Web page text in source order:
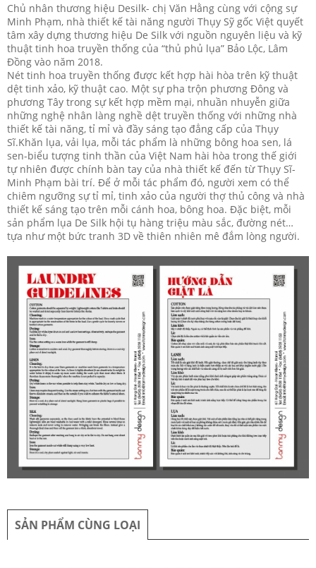
Chủ nhân thương hiệu Desilk- chị Văn Hằng cùng với cộng sự
Minh Phạm, nhà thiết kế tài năng người Thụy Sỹ gốc Việt quyết
tâm xây dựng thương hiệu De Silk với nguồn nguyên liệu và kỹ
thuật tinh hoa truyền thống của “thủ phủ lụa” Bảo Lộc, Lâm
Đồng vào năm 2018.
Nét tinh hoa truyền thống được kết hợp hài hòa trên kỹ thuật
dệt tinh xảo, kỹ thuật cao. Một sự pha trộn phương Đông và
phương Tây trong sự kết hợp mềm mại, nhuần nhuyễn giữa
những nghệ nhân làng nghề dệt truyền thống với những nhà
thiết kế tài năng, tỉ mỉ và đầy sáng tạo đẳng cấp của Thụy
Sĩ.Khăn lụa, vải lụa, mỗi tác phẩm là những bông hoa sen, lá
sen-biểu tượng tinh thần của Việt Nam hài hòa trong thế giới
tự nhiên được chính bàn tay của nhà thiết kế đến từ Thụy Sĩ-
Minh Phạm bài trí. Để ở mỗi tác phẩm đó, người xem có thể
chiêm ngưỡng sự tỉ mỉ, tinh xảo của người thợ thủ công và nhà
thiết kế sáng tạo trên mỗi cánh hoa, bông hoa. Đặc biệt, mỗi
sản phẩm lụa De Silk hội tụ hàng triệu màu sắc, đường nét…
tựa như một bức tranh 3D về thiên nhiên mê đắm lòng người.
SẢN PHẨM CÙNG LOẠI